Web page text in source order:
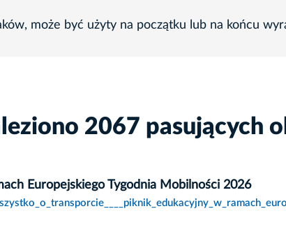
może być użyty na początku lub na końcu
2067 pasujących
Europejskiego Tygodnia Mobilności 2026